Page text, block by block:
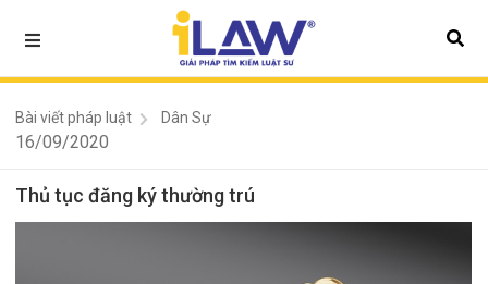
Bài viết pháp luật Dân Sự
16/09/2020
Thủ tục đăng ký thường trú